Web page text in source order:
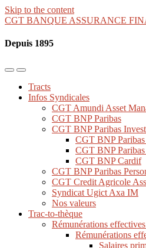
Skip to the content
CGT BANQUE ASSURANCE
Depuis 1895
Toggle
mobile
menu
Toggle
the
search
field
Tracts
Infos Syndicales
CGT Amundi Asset
CGT BNP Paribas
CGT BNP Paribas
CGT BNP
CGT BNP Paribas
CGT BNP Cardif
CGT BNP Paribas
CGT Credit Agricole
Syndicat Ugict Axa IM
Nos valeurs
Trac-to-thèque
Rémunérations
Rémunérations
Salaires